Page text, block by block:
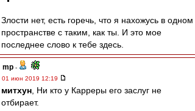
Злости нет, есть горечь, что я нахожусь в одном
пространстве с таким, как ты. И это мое
последнее слово к тебе здесь.
mp -
01 июн 2019 12:19
митхун , Ни кто у Карреры его заслуг не
отбирает.